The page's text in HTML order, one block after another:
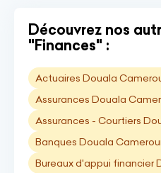
Découvrez nos
"Finances" :
Actuaires Douala
Assurances Douala
Assurances - Courtiers
Banques Douala
Bureaux d'appui financier